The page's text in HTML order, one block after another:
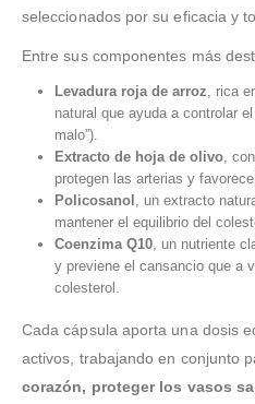
seleccionados por su eficacia y
Entre sus componentes más
Levadura roja de arroz , rica
natural que ayuda a controlar
malo”).
Extracto de hoja de olivo,
protegen las arterias y
Policosanol
, un extracto
mantener el equilibrio del
Coenzima Q10, un nutriente
y previene el cansancio que a
colesterol.
Cada cápsula aporta una dosis
activos, trabajando en conjunto
corazón, proteger los vasos